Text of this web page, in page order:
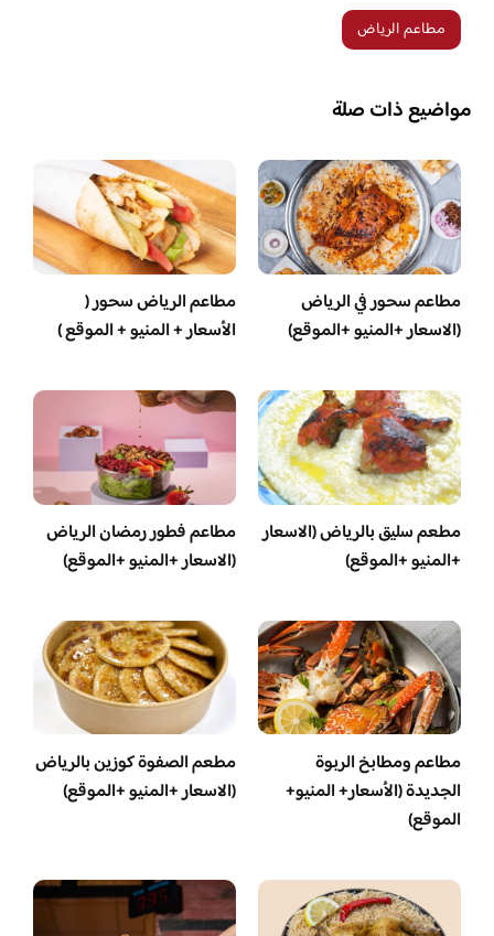
مطاعم الرياض
مواضيع ذات صلة
مطاعم سحور في الرياض
(الاسعار +المنيو +الموقع)
مطاعم الرياض سحور (
الأسعار + المنيو + الموقع )
مطعم سليق بالرياض (الاسعار
+المنيو +الموقع)
مطاعم فطور رمضان الرياض
(الاسعار +المنيو +الموقع)
مطاعم ومطابخ الربوة
الجديدة (الأسعار+ المنيو+
الموقع)
مطعم الصفوة كوزين بالرياض
(الاسعار +المنيو +الموقع)